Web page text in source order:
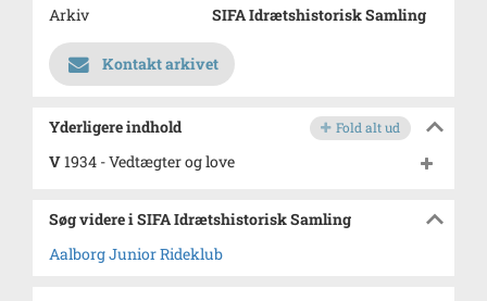
Arkiv
SIFA Idrætshistorisk Samling
Kontakt arkivet
Yderligere indhold Fold alt ud
V1934 - Vedtægter og love
Søg videre i SIFA Idrætshistorisk Samling
Aalborg Junior Rideklub